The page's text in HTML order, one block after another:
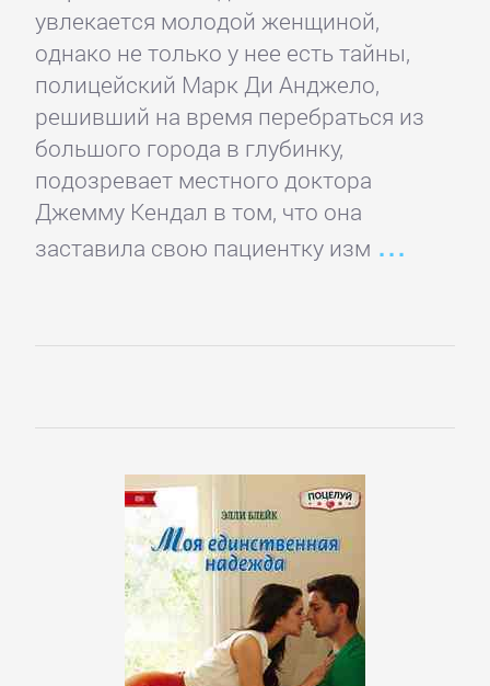
увлекается молодой женщиной,
однако не только у нее есть тайны,
полицейский Марк Ди Анджело,
решивший на время перебраться из
большого города в глубинку,
подозревает местного доктора
Джемму Кендал в том, что она
заставила свою пациентку изм
театр
Критика
КЛАССИКА
Древневосточная
Литература